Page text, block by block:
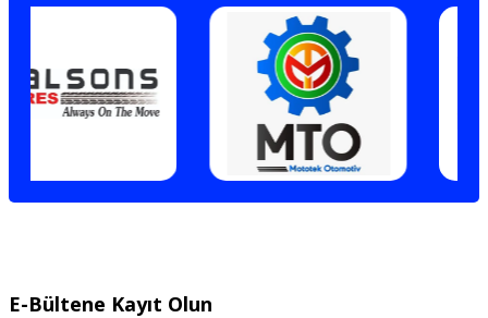
E-Bültene Kayıt Olun